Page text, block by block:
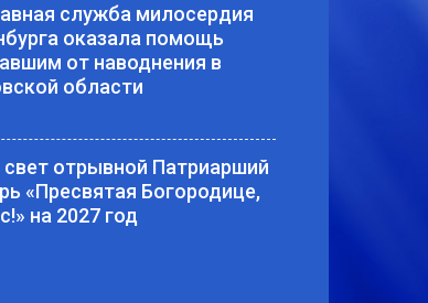
служба милосердия
оказала помощь
от наводнения в
области
отрывной Патриарший
«Пресвятая Богородице,
на 2027 год